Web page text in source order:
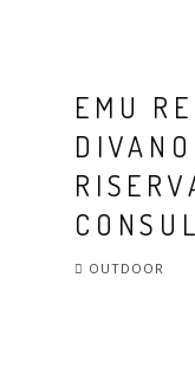
EMU
OUTDOOR